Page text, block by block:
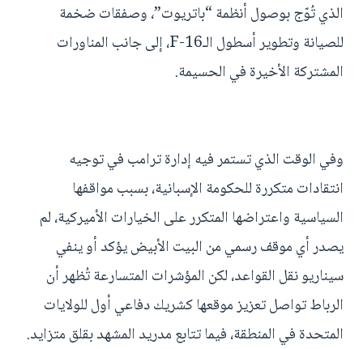
الذي تُوّج بوصول أنظمة “باتريوت”، وصفقات ضخمة
للصيانة وتطوير أسطول الـF-16، إلى جانب المناورات
المشتركة الأخيرة في الحسيمة.
وفي الوقت الذي تستمر فيه إدارة ترامب في توجيه
انتقادات متكررة للحكومة الإسبانية، بسبب مواقفها
السياسية واعتراضها المتكرر على الخيارات الأميركية، لم
يصدر أي موقف رسمي من البيت الأبيض يؤكد أو ينفي
سيناريو نقل القواعد، لكن المؤشرات المتسارعة تُظهر أن
الرباط تواصل تعزيز موقعها كشريك دفاعي أول للولايات
المتحدة في المنطقة، فيما تتابع مدريد المشهد بقلق متزايد.